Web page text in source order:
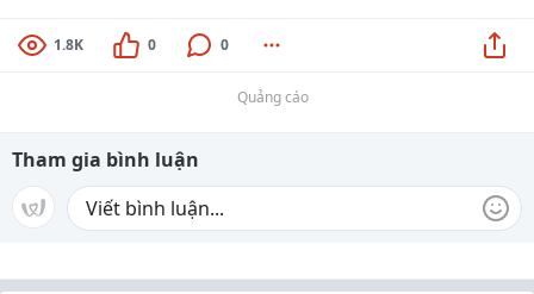
1.8K 0 0
Quảng cáo
Tham gia bình luận